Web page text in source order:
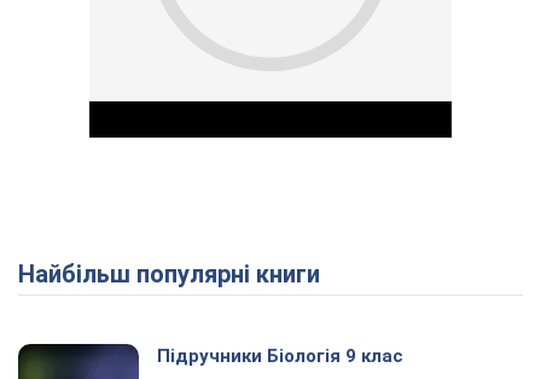
Play Video
Найбільш популярні книги
Підручники Біологія 9 клас